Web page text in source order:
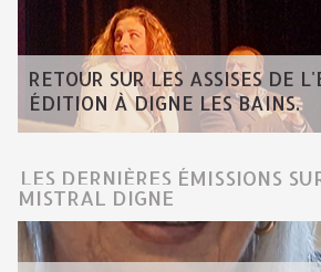
RETOUR SUR LES ASSISES DE
ÉDITION À DIGNE LES BAINS.
LES DERNIÈRES ÉMISSIONS
MISTRAL DIGNE